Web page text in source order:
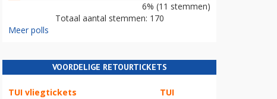
6% (11 stemmen)
Totaal aantal stemmen: 170
Meer polls
VOORDELIGE RETOURTICKETS
TUI vliegtickets TUI